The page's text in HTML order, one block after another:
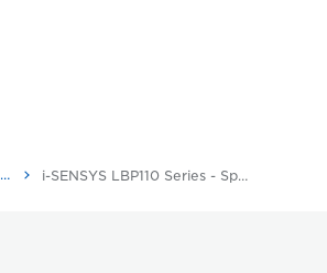
i-SENSYS LBP110 Series - Business Printers & Fax Machines i-SENSYS LBP110 Series - Specifications